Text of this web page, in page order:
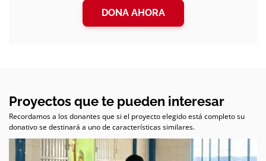
DONA AHORA
Proyectos que te pueden interesar
Recordamos a los donantes que si el proyecto elegido está completo su
donativo se destinará a uno de características similares.